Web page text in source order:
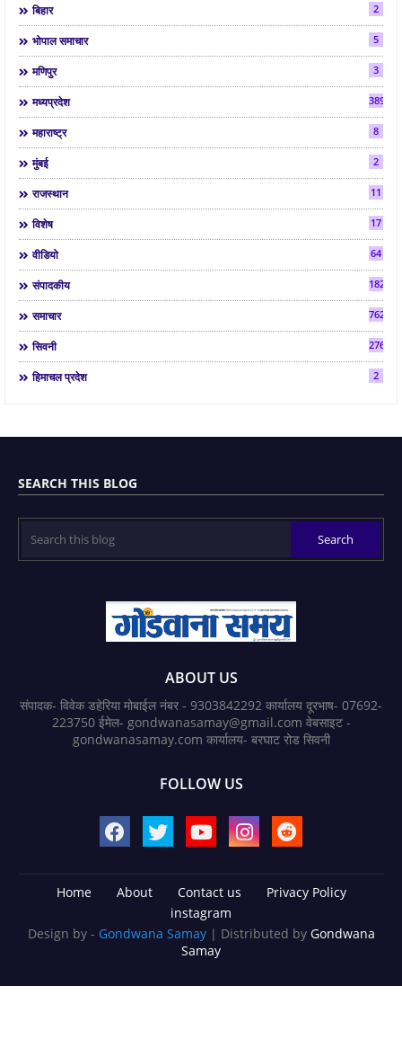
बिहार 2
भोपाल समाचार 5
मणिपुर 3
मध्यप्रदेश 3892
महाराष्ट्र 8
मुंबई 2
राजस्थान 11
विशेष 17
वीडियो 64
संपादकीय 182
समाचार 7624
सिवनी 2763
हिमाचल प्रदेश 2
SEARCH THIS BLOG
ABOUT US
संपादक- विवेक डहेरिया मोबाईल नंबर - 9303842292 कार्यालय दूरभाष- 07692-
223750 ईमेल- gondwanasamay@gmail.com वेबसाइट -
gondwanasamay.com कार्यालय- बरघाट रोड सिवनी
FOLLOW US
Home About Contact us
Privacy Policy
instagram
Design by - Gondwana Samay | Distributed by Gondwana
Samay